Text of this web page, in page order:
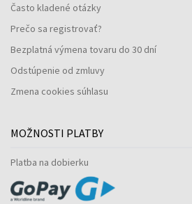
Často kladené otázky
Prečo sa registrovať?
Bezplatná výmena tovaru do 30 dní
Odstúpenie od zmluvy
Zmena cookies súhlasu
MOŽNOSTI PLATBY
Platba na dobierku